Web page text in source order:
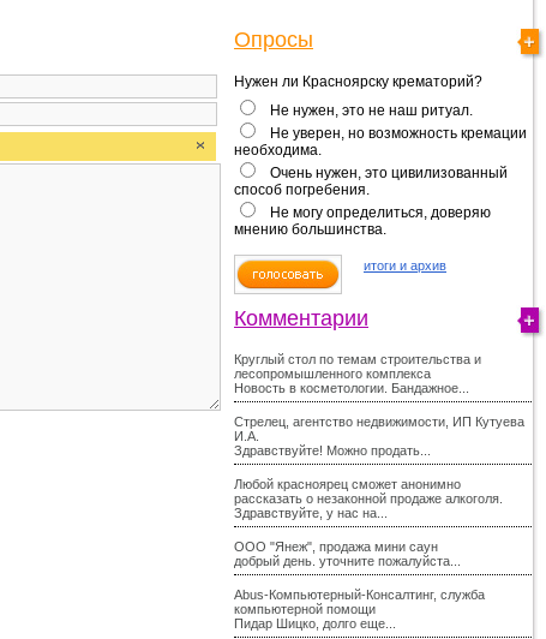
Опросы
Нужен ли Красноярску крематорий?
Не нужен, это не наш ритуал.
Не уверен, но возможность кремации
необходима.
Очень нужен, это цивилизованный
способ погребения.
Не могу определиться, доверяю
мнению большинства.
итоги и архив
Комментарии
Круглый стол по темам строительства и
лесопромышленного комплекса
Новость в косметологии. Бандажное...
Стрелец, агентство недвижимости, ИП Кутуева
И.А.
Здравствуйте! Можно продать...
Любой красноярец сможет анонимно
рассказать о незаконной продаже алкоголя.
Здравствуйте, у нас на...
ООО "Янеж", продажа мини саун
добрый день. уточните пожалуйста...
Abus-Компьютерный-Консалтинг, служба
компьютерной помощи
Пидар Шицко, долго еще...